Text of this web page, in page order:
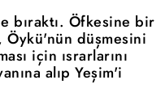
bıraktı. Öfkesine bir
Öykü'nün düşmesini
için ısrarlarını
alıp Yeşim'i